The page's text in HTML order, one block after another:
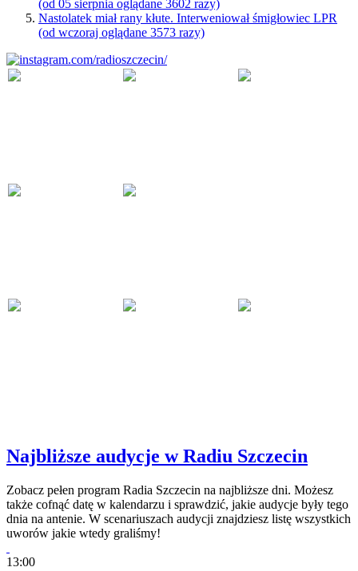
(od 05 sierpnia oglądane 3602 razy)
Nastolatek miał rany kłute. Interweniował śmigłowiec LPR
(od wczoraj oglądane 3573 razy)
Najbliższe audycje w Radiu Szczecin
Zobacz pełen program Radia Szczecin na najbliższe dni. Możesz
także cofnąć datę w kalendarzu i sprawdzić, jakie audycje były tego
dnia na antenie. W scenariuszach audycji znajdziesz listę wszystkich
uworów jakie wtedy graliśmy!
13:00